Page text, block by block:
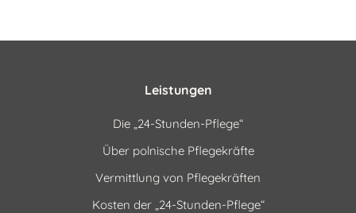
Leistungen
Die „24-Stunden-Pflege“
Über polnische Pflegekräfte
Vermittlung von Pflegekräften
Kosten der „24-Stunden-Pflege“